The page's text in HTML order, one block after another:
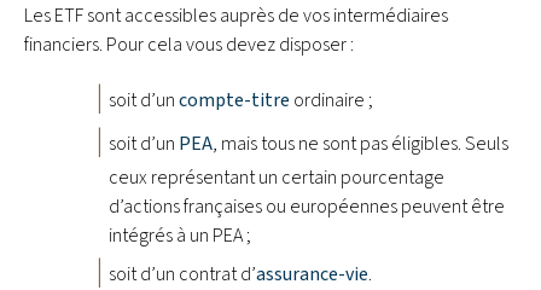
Les ETF sont accessibles auprès de vos intermédiaires
financiers. Pour cela vous devez disposer :
soit d’uncompte-titre ordinaire ;
soit d’un PEA, mais tous ne sont pas éligibles. Seuls
ceux représentant un certain pourcentage
d’actions françaises ou européennes peuvent être
intégrés à un PEA ;
soit d’un contrat d’assurance-vie.